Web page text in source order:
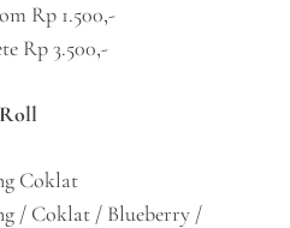
Rp 1.500,-
Rp 3.500,-
Coklat
/ Coklat / Blueberry /